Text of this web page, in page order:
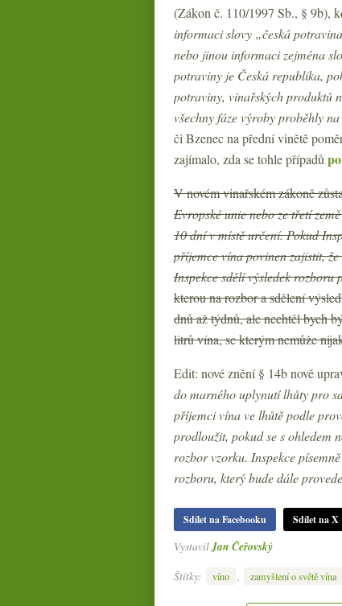
(Zákon č. 110/1997 Sb., § 9b),
informaci slovy „česká
nebo jinou informaci zejména
potraviny je Česká republika,
potraviny, vinařských produktů
všechny fáze výroby proběhly
či Bzenec na přední vinětě
zajímalo, zda se tohle případů
V novém vinařském zákoně
Evropské unie nebo ze třetí
10 dní v místě určení. Pokud
příjemce vína povinen zajistit,
Inspekce sdělí výsledek rozboru
kterou na rozbor a sdělení
dnů až týdnů, ale nechtěl bych
litrů vína, se kterým nemůže
Edit: nové znění § 14b nově
do marného uplynutí lhůty pro
příjemci vína ve lhůtě podle
prodloužit, pokud se s ohledem
rozbor vzorku. Inspekce
rozboru, který bude dále
Sdílet na Facebooku Sdílet na X
VystavilJan Čeřovský
Štítky:
víno zamyšlení o světě vína